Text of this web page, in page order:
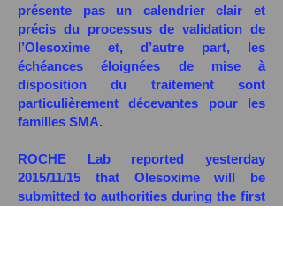
présente pas un calendrier clair et
précis du processus de validation de
l’Olesoxime et, d’autre part, les
échéances éloignées de mise à
disposition du traitement sont
particulièrement décevantes pour les
familles SMA.
ROCHE Lab reported yesterday
2015/11/15 that Olesoxime will be
submitted to authorities during the first